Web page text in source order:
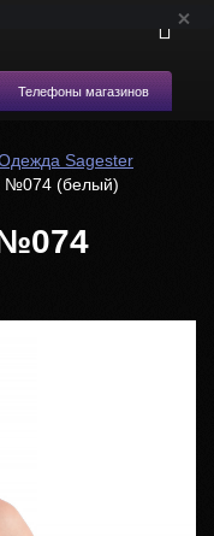
Телефоны магазинов
Sagester
№074 (белый)